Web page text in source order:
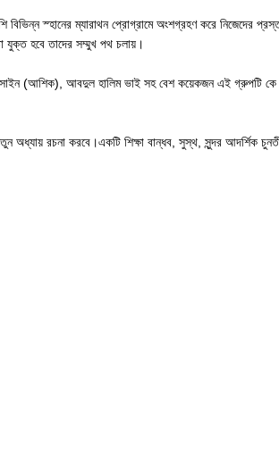
বিভিন্ন স্হানের ম্যারাথন প্রোগ্রামে অংশগ্রহণ করে নিজেদের
যুক্ত হবে তাদের সম্মুখ পথ চলায়।
(আশিক), আবদুল হালিম ভাই সহ বেশ কয়েকজন এই গ্রুপটি কে
অধ্যায় রচনা করবে।একটি শিক্ষা বান্ধব, সুস্থ, সুন্দর আদর্শিক